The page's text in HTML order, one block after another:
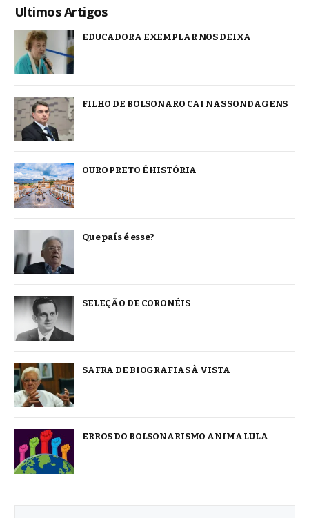
Ultimos Artigos
EDUCADORA EXEMPLAR NOS DEIXA
FILHO DE BOLSONARO CAI NAS SONDAGENS
OURO PRETO É HISTÓRIA
Que país é esse?
SELEÇÃO DE CORONÉIS
SAFRA DE BIOGRAFIAS À VISTA
ERROS DO BOLSONARISMO ANIMA LULA